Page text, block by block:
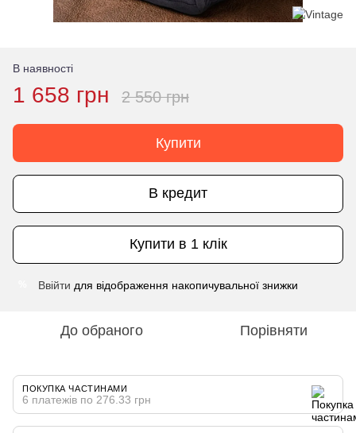
В наявності
1 658 грн 2 550 грн
Купити
В кредит
Купити в 1 клік
Ввійти для відображення накопичувальної знижки
До обраного Порівняти
ПОКУПКА ЧАСТИНАМИ
6 платежів по 276.33 грн